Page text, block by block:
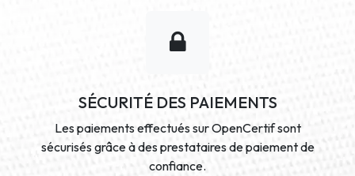
SÉCURITÉ DES PAIEMENTS
Les paiements effectués sur OpenCertif sont
sécurisés grâce à des prestataires de paiement de
confiance.